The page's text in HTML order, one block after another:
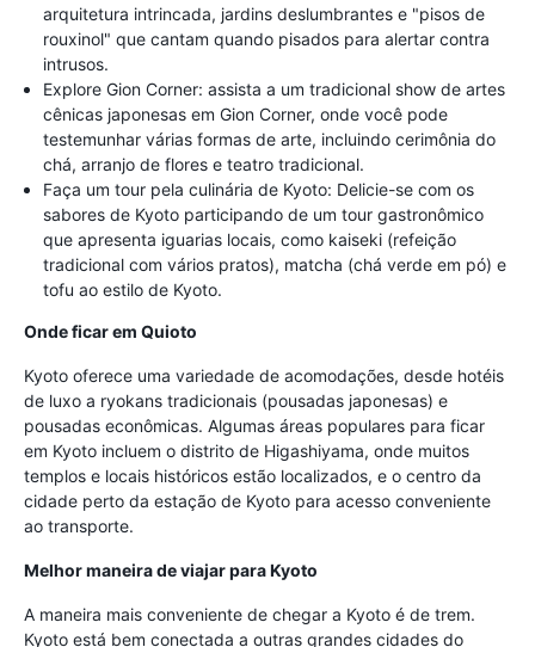
arquitetura intrincada, jardins deslumbrantes e "pisos de
rouxinol" que cantam quando pisados para alertar contra
intrusos.
Explore Gion Corner: assista a um tradicional show de artes
cênicas japonesas em Gion Corner, onde você pode
testemunhar várias formas de arte, incluindo cerimônia do
chá, arranjo de flores e teatro tradicional.
Faça um tour pela culinária de Kyoto: Delicie-se com os
sabores de Kyoto participando de um tour gastronômico
que apresenta iguarias locais, como kaiseki (refeição
tradicional com vários pratos), matcha (chá verde em pó) e
tofu ao estilo de Kyoto.
Onde ficar em Quioto
Kyoto oferece uma variedade de acomodações, desde hotéis
de luxo a ryokans tradicionais (pousadas japonesas) e
pousadas econômicas. Algumas áreas populares para ficar
em Kyoto incluem o distrito de Higashiyama, onde muitos
templos e locais históricos estão localizados, e o centro da
cidade perto da estação de Kyoto para acesso conveniente
ao transporte.
Melhor maneira de viajar para Kyoto
A maneira mais conveniente de chegar a Kyoto é de trem.
Kyoto está bem conectada a outras grandes cidades do